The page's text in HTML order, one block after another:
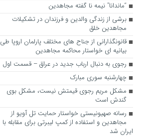
“ماندانا” نیمه نا گفته مجاهدین
برشی از زندگی والدین و فرزندان در تشکیلات
مجاهدین خلق
قانونگذارانی از جناح های مختلف پارلمان اروپا طی
بیانیه ای خواستار محاکمه مجاهدین
رجوی به دنبال ارباب جدید در عراق – قسمت اول
چهارشنبه سوری مبارک
مشکل مریم رجوی قیمتش نیست، مشکل بوی
گندش است
رسانه صهیونیستی خواستار حمایت تل آویو از
مجاهدین و استفاده از کمپ لیبرتی برای مقابله با
ایران شد